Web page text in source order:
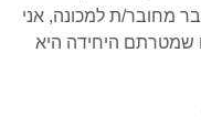
מחובר/ת למכונה, אני
שמטרתם היחידה היא